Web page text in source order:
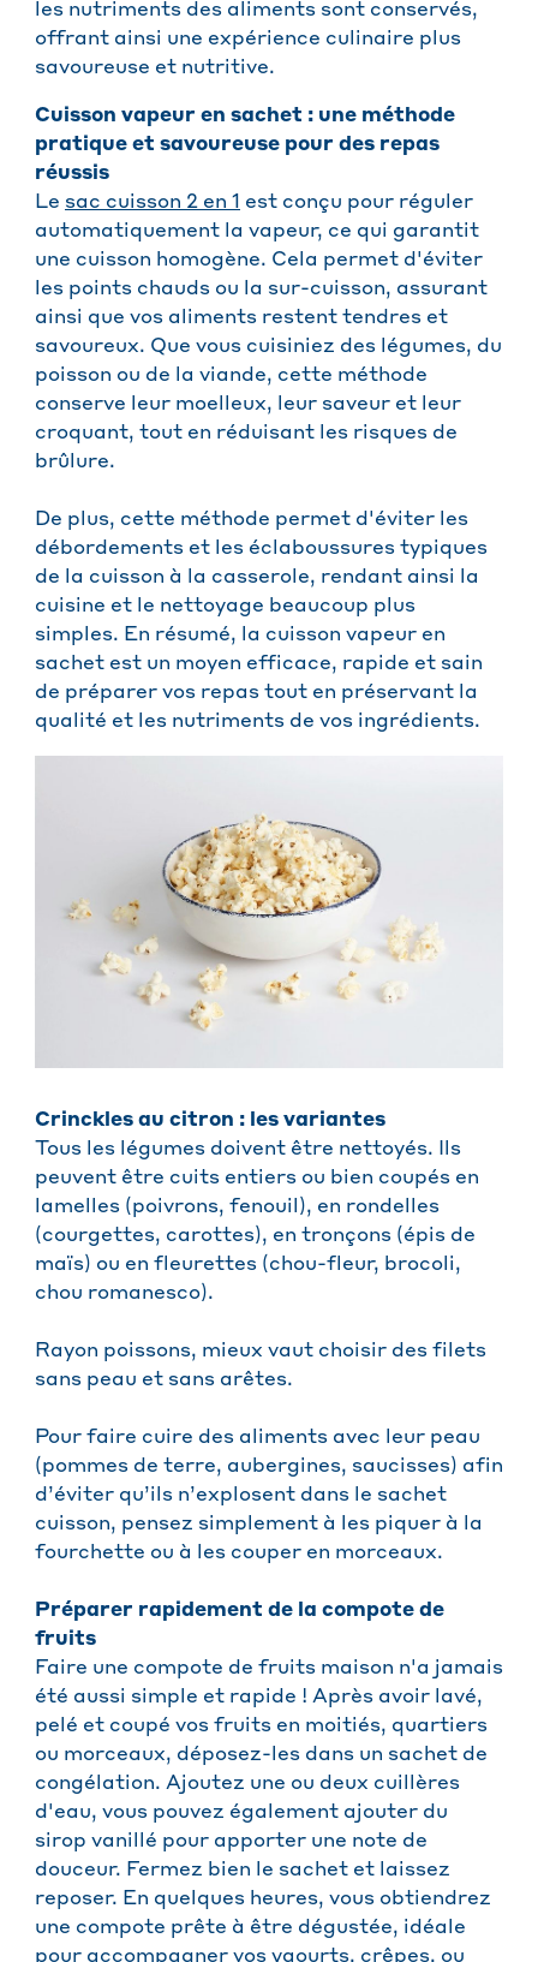
les nutriments des aliments sont conservés,
offrant ainsi une expérience culinaire plus
savoureuse et nutritive.
Cuisson vapeur en sachet : une méthode
pratique et savoureuse pour des repas
réussis
Le sac cuisson 2 en 1 est conçu pour réguler
automatiquement la vapeur, ce qui garantit
une cuisson homogène. Cela permet d'éviter
les points chauds ou la sur-cuisson, assurant
ainsi que vos aliments restent tendres et
savoureux. Que vous cuisiniez des légumes, du
poisson ou de la viande, cette méthode
conserve leur moelleux, leur saveur et leur
croquant, tout en réduisant les risques de
brûlure.
De plus, cette méthode permet d'éviter les
débordements et les éclaboussures typiques
de la cuisson à la casserole, rendant ainsi la
cuisine et le nettoyage beaucoup plus
simples. En résumé, la cuisson vapeur en
sachet est un moyen efficace, rapide et sain
de préparer vos repas tout en préservant la
qualité et les nutriments de vos ingrédients.
Crinckles au citron : les variantes
Tous les légumes doivent être nettoyés. Ils
peuvent être cuits entiers ou bien coupés en
lamelles (poivrons, fenouil), en rondelles
(courgettes, carottes), en tronçons (épis de
maïs) ou en fleurettes (chou-fleur, brocoli,
chou romanesco).
Rayon poissons, mieux vaut choisir des filets
sans peau et sans arêtes.
Pour faire cuire des aliments avec leur peau
(pommes de terre, aubergines, saucisses) afin
d’éviter qu’ils n’explosent dans le sachet
cuisson, pensez simplement à les piquer à la
fourchette ou à les couper en morceaux.
Préparer rapidement de la compote de
fruits
Faire une compote de fruits maison n'a jamais
été aussi simple et rapide ! Après avoir lavé,
pelé et coupé vos fruits en moitiés, quartiers
ou morceaux, déposez-les dans un sachet de
congélation. Ajoutez une ou deux cuillères
d'eau, vous pouvez également ajouter du
sirop vanillé pour apporter une note de
douceur. Fermez bien le sachet et laissez
reposer. En quelques heures, vous obtiendrez
une compote prête à être dégustée, idéale
pour accompagner vos yaourts, crêpes, ou